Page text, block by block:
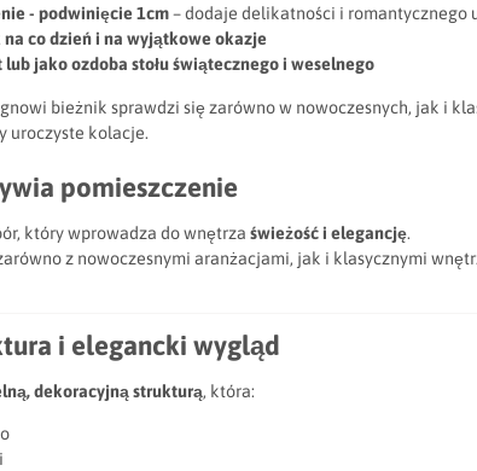
- podwinięcie 1cm– dodaje delikatności i romantycznego
na co dzień i na wyjątkowe okazje
jako ozdoba stołu świątecznego i weselnego
bieżnik sprawdzi się zarówno w nowoczesnych, jak i
uroczyste kolacje.
pomieszczenie
który wprowadza do wnętrza świeżość i elegancję.
z nowoczesnymi aranżacjami, jak i klasycznymi
i elegancki wygląd
dekoracyjną strukturą, która: